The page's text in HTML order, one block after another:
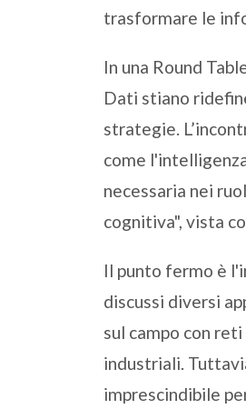
trasformare le
In una Round
Dati stiano
strategie.
come
necessaria nei
cognitiva", vista
Il punto fermo è
discussi diversi
sul campo con
industriali.
imprescindibile